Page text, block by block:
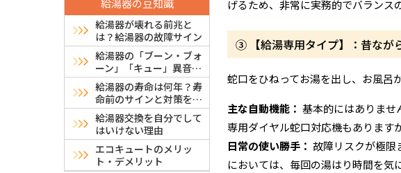
給湯器の豆知識
給湯器が壊れる前兆と
は？給湯器の故障サイン
給湯器の「ブーン・ブォ
ーン」「キュー」異音は
故障？危険？原因と対処
法
給湯器の寿命は何年？寿
命前のサインと対策を解
説
給湯器交換を自分でして
はいけない理由
エコキュートのメリッ
ト・デメリット
げるため、非常に実務的でバランス
③ 【給湯専用タイプ】：昔なが
蛇口をひねってお湯を出し、お風呂
主な自動機能： 基本的にはありませ
専用ダイヤル蛇口対応機もあります
日常の使い勝手： 故障リスクが極限
においては、毎回の湯はり時間を気